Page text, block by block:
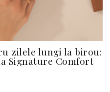
zilele lungi la birou:
Signature Comfort